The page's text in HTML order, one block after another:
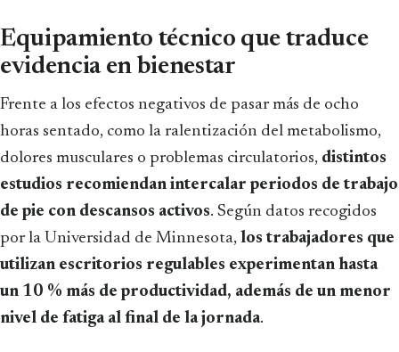
Equipamiento técnico que traduce
evidencia en bienestar
Frente a los efectos negativos de pasar más de ocho
horas sentado, como la ralentización del metabolismo,
dolores musculares o problemas circulatorios, distintos
estudios recomiendan intercalar periodos de trabajo
de pie con descansos activos. Según datos recogidos
por la Universidad de Minnesota, los trabajadores que
utilizan escritorios regulables experimentan hasta
un 10 % más de productividad, además de un menor
nivel de fatiga al final de la jornada.